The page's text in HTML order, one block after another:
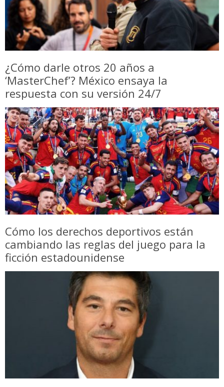
¿Cómo darle otros 20 años a
‘MasterChef’? México ensaya la
respuesta con su versión 24/7
Cómo los derechos deportivos están
cambiando las reglas del juego para la
ficción estadounidense